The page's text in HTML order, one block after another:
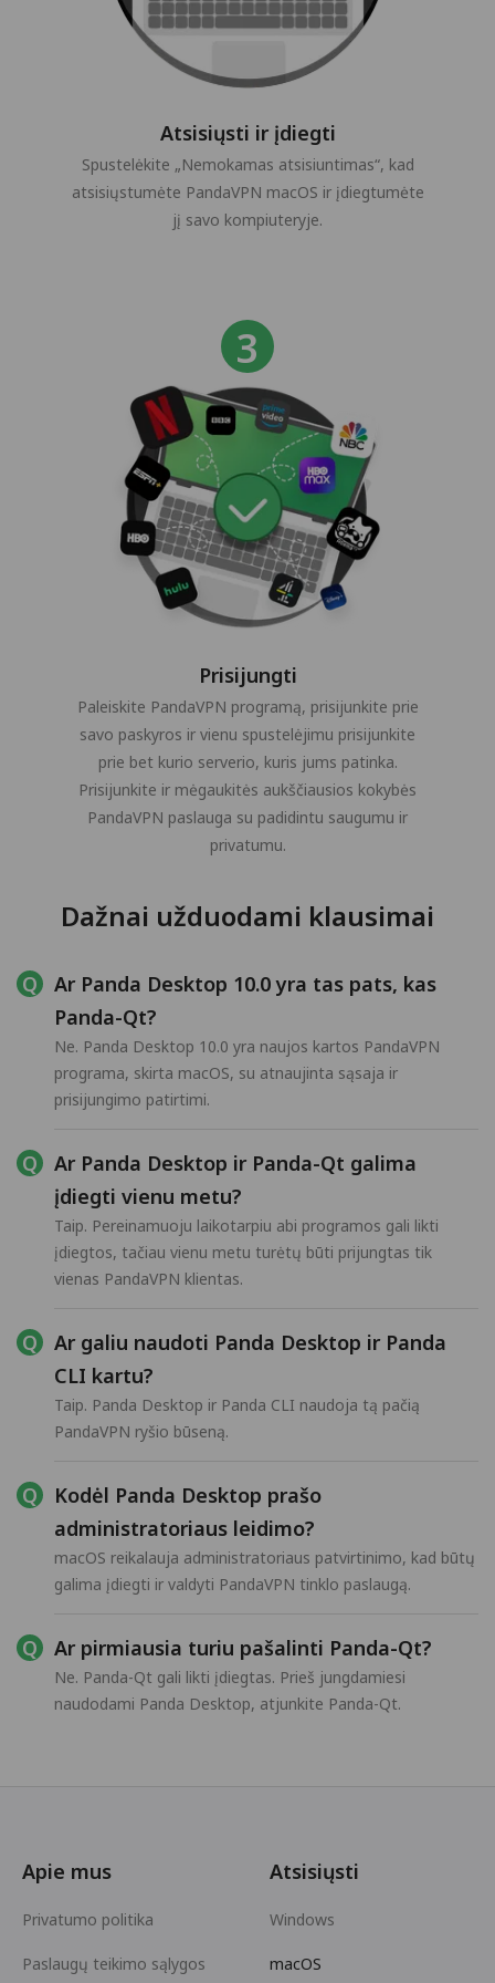
Atsisiųsti ir įdiegti
Spustelėkite „Nemokamas atsisiuntimas“, kad
atsisiųstumėte PandaVPN macOS ir įdiegtumėte
jį savo kompiuteryje.
Prisijungti
Paleiskite PandaVPN programą, prisijunkite prie
savo paskyros ir vienu spustelėjimu prisijunkite
prie bet kurio serverio, kuris jums patinka.
Prisijunkite ir mėgaukitės aukščiausios kokybės
PandaVPN paslauga su padidintu saugumu ir
privatumu.
Dažnai užduodami klausimai
Ar Panda Desktop 10.0 yra tas pats, kas
Panda-Qt?
Ne. Panda Desktop 10.0 yra naujos kartos PandaVPN
programa, skirta macOS, su atnaujinta sąsaja ir
prisijungimo patirtimi.
Ar Panda Desktop ir Panda-Qt galima
įdiegti vienu metu?
Taip. Pereinamuoju laikotarpiu abi programos gali likti
įdiegtos, tačiau vienu metu turėtų būti prijungtas tik
vienas PandaVPN klientas.
Ar galiu naudoti Panda Desktop ir Panda
CLI kartu?
Taip. Panda Desktop ir Panda CLI naudoja tą pačią
PandaVPN ryšio būseną.
Kodėl Panda Desktop prašo
administratoriaus leidimo?
macOS reikalauja administratoriaus patvirtinimo, kad būtų
galima įdiegti ir valdyti PandaVPN tinklo paslaugą.
Ar pirmiausia turiu pašalinti Panda-Qt?
Ne. Panda-Qt gali likti įdiegtas. Prieš jungdamiesi
naudodami Panda Desktop, atjunkite Panda-Qt.
Apie mus
Privatumo politika
Paslaugų teikimo sąlygos
Atsisiųsti
Windows
macOS